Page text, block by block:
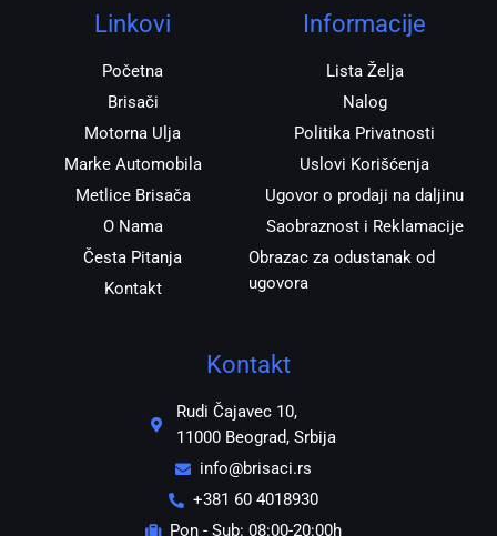
r
a
Linkovi
Početna
Brisači
Motorna Ulja
Marke Automobila
Metlice Brisača
O Nama
Česta Pitanja
Kontakt
Informacije
Lista Želja
Nalog
Politika Privatnosti
Uslovi Korišćenja
Ugovor o prodaji na daljinu
Saobraznost i Reklamacije
Obrazac za odustanak od
ugovora
Kontakt
Rudi Čajavec 10,
11000 Beograd, Srbija
info@brisaci.rs
+381 60 4018930
Pon - Sub: 08:00-20:00h